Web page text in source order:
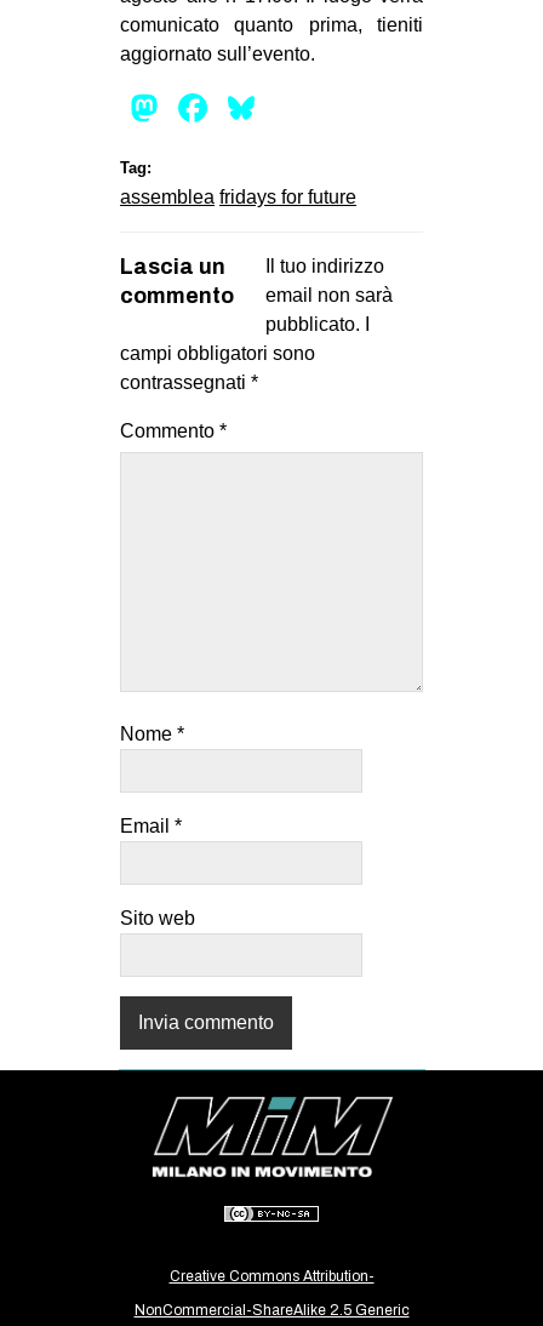
DIRITTO ALL’ABITARE
GENERI
CULTURE
ARTE
CINEMA
MANIFESTI
tw
SEARCH
comunicato quanto prima, tieniti
aggiornato sull’evento.
Mastodon
Facebook
Tag:
assemblea fridays for future
Lascia un
commento
Il tuo indirizzo
email non sarà
pubblicato.
campi obbligatori sono
contrassegnati *
Commento *
Nome *
Email *
Sito web
Creative Commons Attribution-
NonCommercial-ShareAlike 2.5 Generic